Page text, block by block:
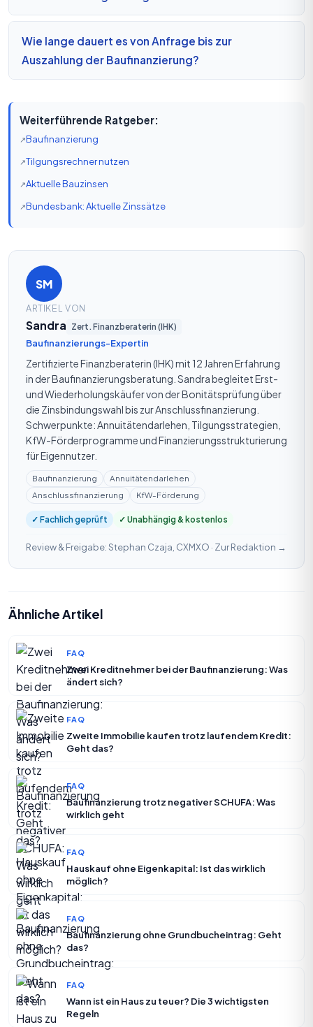
Wie lange dauert es von Anfrage bis zur
Auszahlung der Baufinanzierung?
Weiterführende Ratgeber:
Baufinanzierung
Tilgungsrechner nutzen
Aktuelle Bauzinsen
Bundesbank: Aktuelle Zinssätze
SM
ARTIKEL VON
Sandra Zert. Finanzberaterin (IHK)
Baufinanzierungs-Expertin
Zertifizierte Finanzberaterin (IHK) mit 12 Jahren Erfahrung
in der Baufinanzierungsberatung. Sandra begleitet Erst-
und Wiederholungskäufer von der Bonitätsprüfung über
die Zinsbindungswahl bis zur Anschlussfinanzierung.
Schwerpunkte: Annuitätendarlehen, Tilgungsstrategien,
KfW-Förderprogramme und Finanzierungsstrukturierung
für Eigennutzer.
Baufinanzierung
Annuitätendarlehen
Anschlussfinanzierung
KfW-Förderung
✓ Fachlich geprüft ✓ Unabhängig & kostenlos
Review & Freigabe: Stephan Czaja, CXMXO · Zur Redaktion →
Ähnliche Artikel
FAQ
Zwei Kreditnehmer bei der Baufinanzierung: Was
ändert sich?
FAQ
Zweite Immobilie kaufen trotz laufendem Kredit:
Geht das?
FAQ
Baufinanzierung trotz negativer SCHUFA: Was
wirklich geht
FAQ
Hauskauf ohne Eigenkapital: Ist das wirklich
möglich?
FAQ
Baufinanzierung ohne Grundbucheintrag: Geht
das?
FAQ
Wann ist ein Haus zu teuer? Die 3 wichtigsten
Regeln